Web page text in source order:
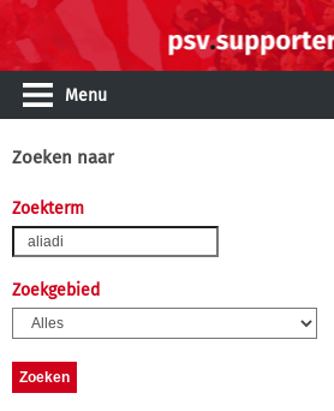
Menu
Zoeken naar
Zoekterm
Zoekgebied